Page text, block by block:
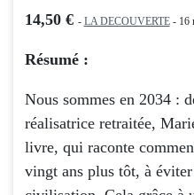
14,50 € - LA DECOUVERTE- 16
Résumé :
Nous sommes en 2034 :
réalisatrice retraitée,
livre, qui raconte
vingt ans plus tôt, à